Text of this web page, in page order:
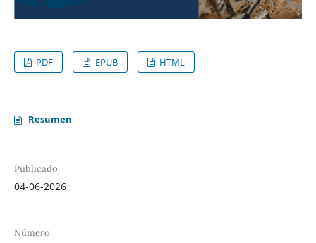
PDF EPUB HTML
Resumen
Publicado
04-06-2026
Número